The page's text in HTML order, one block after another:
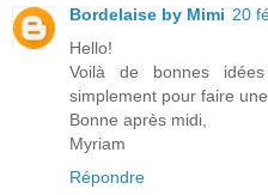
Bordelaise by Mimi 20
Hello!
Voilà de bonnes
simplement pour faire
Bonne après midi,
Myriam
Répondre